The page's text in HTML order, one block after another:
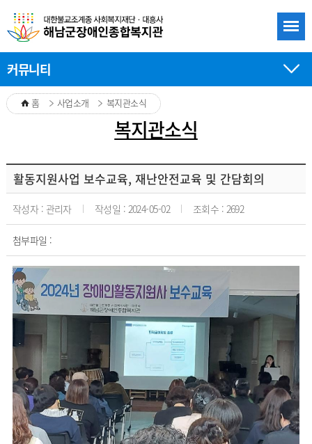
커뮤니티
홈 사업소개 복지관소식
복지관소식
복지관소식 게시판 상세보기복지관소식 게시판 상세보기로 제목, 작성자, 작성일, 조회수, 첨부파일 게시글을 볼수 있습니다.
활동지원사업 보수교육, 재난안전교육 및 간담회의
작성자 : 관리자 작성일 : 2024-05-02 조회수 : 2692
첨부파일 :